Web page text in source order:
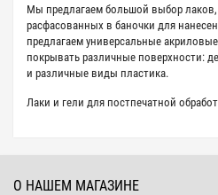
Мы предлагаем большой выбор лаков,
расфасованных в баночки для
предлагаем универсальные
покрывать различные поверхности:
и различные виды пластика.
Лаки и гели для постпечатной
О НАШЕМ МАГАЗИНЕ